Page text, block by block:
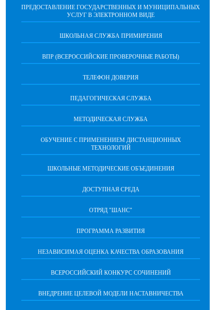
ПРЕДОСТАВЛЕНИЕ ГОСУДАРСТВЕННЫХ И МУНИЦИПАЛЬНЫХ
УСЛУГ В ЭЛЕКТРОННОМ ВИДЕ
ШКОЛЬНАЯ СЛУЖБА ПРИМИРЕНИЯ
ВПР (ВСЕРОССИЙСКИЕ ПРОВЕРОЧНЫЕ РАБОТЫ)
ТЕЛЕФОН ДОВЕРИЯ
ПЕДАГОГИЧЕСКАЯ СЛУЖБА
МЕТОДИЧЕСКАЯ СЛУЖБА
ОБУЧЕНИЕ С ПРИМЕНЕНИЕМ ДИСТАНЦИОННЫХ
ТЕХНОЛОГИЙ
ШКОЛЬНЫЕ МЕТОДИЧЕСКИЕ ОБЪЕДИНЕНИЯ
ДОСТУПНАЯ СРЕДА
ОТРЯД "ШАНС"
ПРОГРАММА РАЗВИТИЯ
НЕЗАВИСИМАЯ ОЦЕНКА КАЧЕСТВА ОБРАЗОВАНИЯ
ВСЕРОССИЙСКИЙ КОНКУРС СОЧИНЕНИЙ
ВНЕДРЕНИЕ ЦЕЛЕВОЙ МОДЕЛИ НАСТАВНИЧЕСТВА